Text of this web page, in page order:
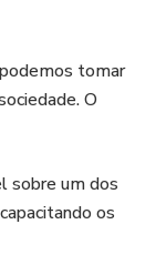
tomar
O
sobre um dos
os